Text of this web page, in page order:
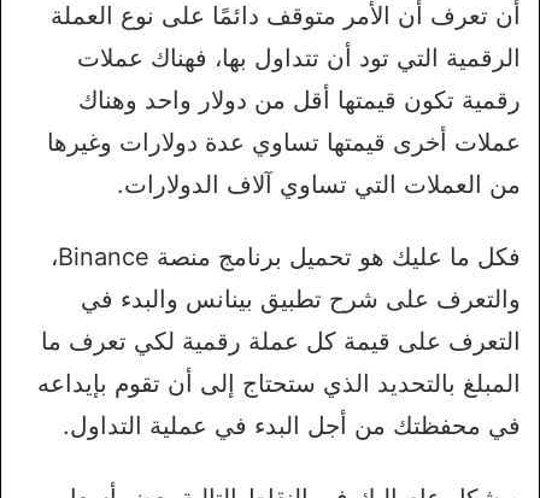
أن تعرف أن الأمر متوقف دائمًا على نوع العملة
الرقمية التي تود أن تتداول بها، فهناك عملات
رقمية تكون قيمتها أقل من دولار واحد وهناك
عملات أخرى قيمتها تساوي عدة دولارات وغيرها
من العملات التي تساوي آلاف الدولارات.
فكل ما عليك هو تحميل برنامج منصة Binance،
والتعرف على شرح تطبيق بينانس والبدء في
التعرف على قيمة كل عملة رقمية لكي تعرف ما
المبلغ بالتحديد الذي ستحتاج إلى أن تقوم بإيداعه
في محفظتك من أجل البدء في عملية التداول.